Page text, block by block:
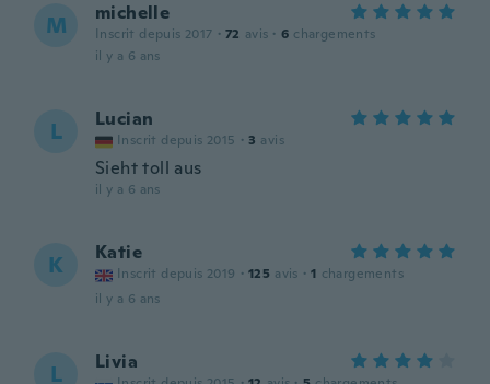
M michelle
Inscrit depuis 2017 · 72 avis · 6 chargements
il y a 6 ans
L Lucian
Inscrit depuis 2015 · 3 avis
Sieht toll aus
il y a 6 ans
K Katie
Inscrit depuis 2019 · 125 avis · 1 chargements
il y a 6 ans
L Livia